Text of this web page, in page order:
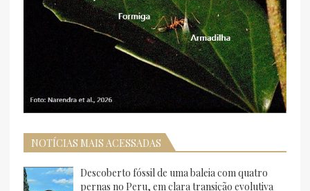
NOTÍCIAS MAIS ACESSADAS
Descoberto fóssil de uma baleia com quatro
pernas no Peru, em clara transição evolutiva